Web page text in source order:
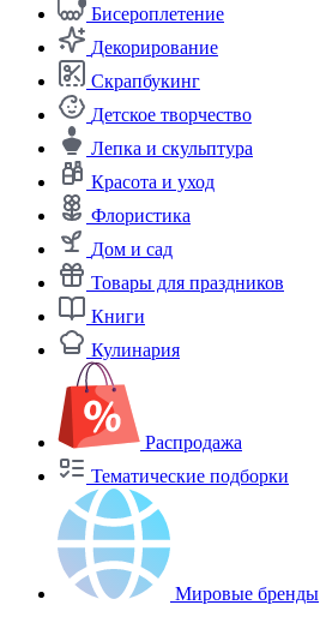
Бисероплетение
Декорирование
Скрапбукинг
Детское творчество
Лепка и скульптура
Красота и уход
Флористика
Дом и сад
Товары для праздников
Книги
Кулинария
Распродажа
Тематические подборки
Мировые бренды